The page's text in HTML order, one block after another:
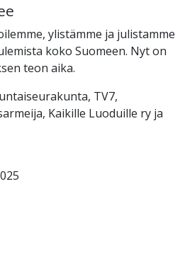
ylistämme ja julistamme
koko Suomeen. Nyt on
teon aika.
TV7,
Kaikille Luoduille ry ja